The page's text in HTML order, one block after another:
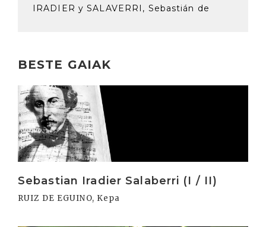
IRADIER y SALAVERRI, Sebastián de
BESTE GAIAK
Sebastian Iradier Salaberri (I / II)
RUIZ DE EGUINO, Kepa
Irakurri